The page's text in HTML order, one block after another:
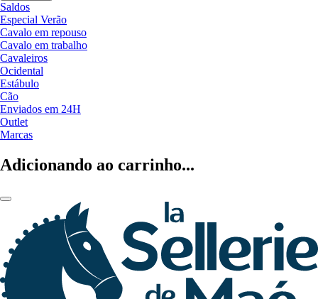
Saldos
Especial Verão
Cavalo em repouso
Cavalo em trabalho
Cavaleiros
Ocidental
Estábulo
Cão
Enviados em 24H
Outlet
Marcas
Adicionando ao carrinho...